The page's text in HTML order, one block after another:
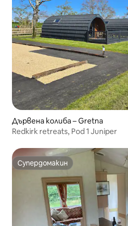
Дървена колиба – Gretna
Redkirk retreats, Pod 1 Juniper
Супердомакин
Супердомакин